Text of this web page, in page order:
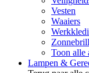
Vesten
Waaiers
Toon alle
Lampen &